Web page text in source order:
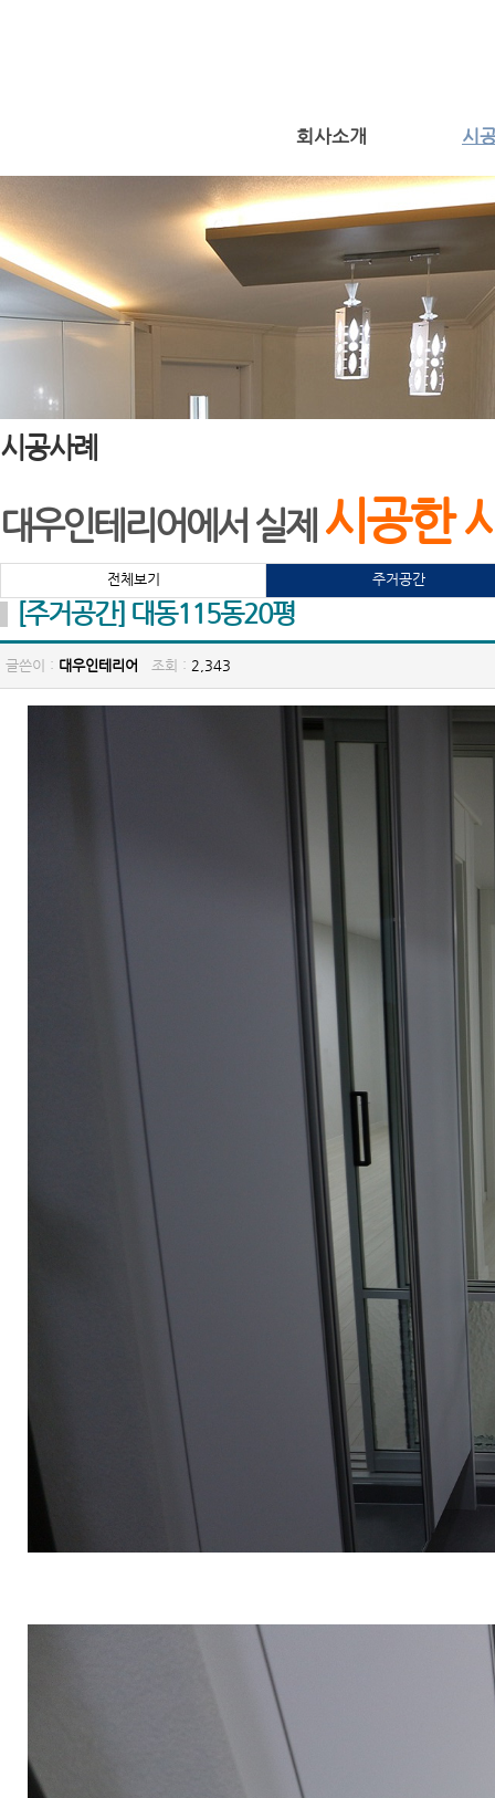
회사소개 시
시공사례
대우인테리어에서 실제 시공한
전체보기 주거공간
[주거공간] 대동115동20평
글쓴이 : 대우인테리어 조회 : 2,343